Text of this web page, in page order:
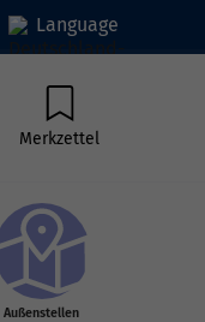
Language
Merkzettel
Außenstellen